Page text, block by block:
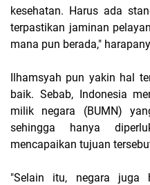
kesehatan. Harus ada
terpastikan jaminan
mana pun berada,"
Ilhamsyah pun yakin hal
baik. Sebab, Indonesia
milik negara (BUMN)
sehingga hanya
mencapaikan tujuan
"Selain itu, negara juga